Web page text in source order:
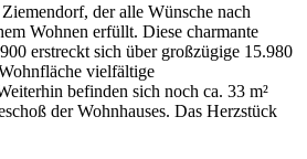
der alle Wünsche nach
Wohnen erfüllt. Diese charmante
erstreckt sich über großzügige 15.980
vielfältige
befinden sich noch ca. 33 m²
der Wohnhauses. Das Herzstück